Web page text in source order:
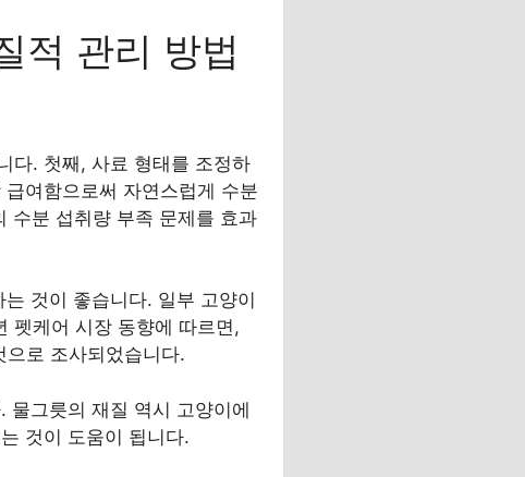
적 관리 방법
다. 첫째, 사료 형태를 조정하
여함으로써 자연스럽게 수분
수분 섭취량 부족 문제를 효과
것이 좋습니다. 일부 고양이
펫케어 시장 동향에 따르면,
로 조사되었습니다.
물그릇의 재질 역시 고양이에
것이 도움이 됩니다.